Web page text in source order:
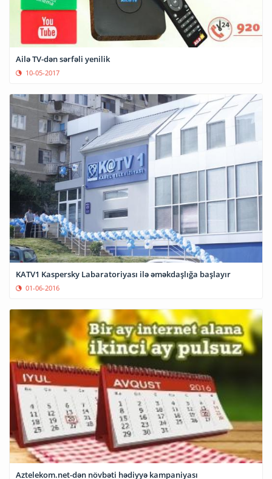
Ailə TV-dən sərfəli yenilik
10-05-2017
KATV1 Kaspersky Labaratoriyası ilə əməkdaşlığa başlayır
01-06-2016
Aztelekom.net-dən növbəti hədiyyə kampaniyası